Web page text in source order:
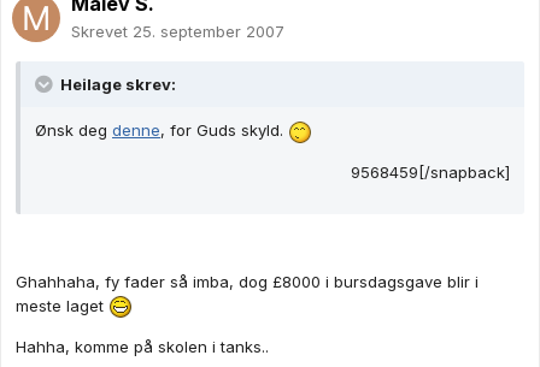
Skrevet 25. september 2007
Heilage skrev:
Ønsk deg denne, for Guds skyld.
9568459[/snapback]
Ghahhaha, fy fader så imba, dog £8000 i bursdagsgave blir i
meste laget
Hahha, komme på skolen i tanks..